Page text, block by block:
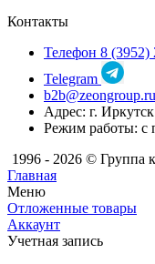
Контакты
Телефон 8 (3952)
Telegram
b2b@zeongroup.ru
Адрес: г.
Режим работы: с
1996 - 2026 © Группа
Главная
Меню
Отложенные товары
Аккаунт
Учетная запись